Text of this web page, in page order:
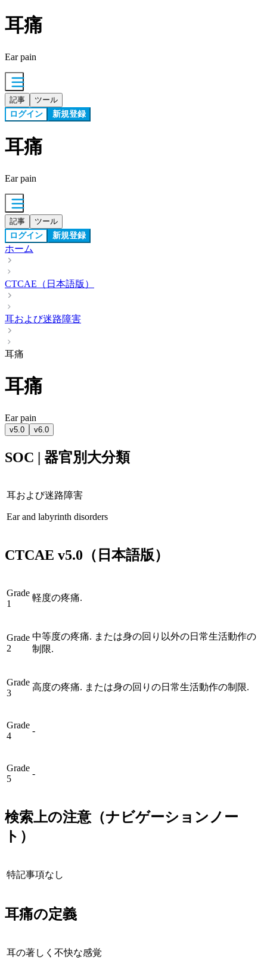
耳痛
Ear pain
記事 ツール
ログイン 新規登録
耳痛
Ear pain
記事 ツール
ログイン 新規登録
ホーム
CTCAE（日本語版）
耳および迷路障害
耳痛
耳痛
Ear pain
v5.0 v6.0
SOC | 器官別大分類
耳および迷路障害
Ear and labyrinth disorders
CTCAE v5.0 （日本語版）
Grade
1
軽度の疼痛.
Grade
2
中等度の疼痛. または身の回り以外の日常生活動作の
制限.
Grade
3
高度の疼痛. または身の回りの日常生活動作の制限.
Grade
4
-
Grade
5
-
検索上の注意（ナビゲーションノー
ト）
特記事項なし
耳痛の定義
耳の著しく不快な感覚